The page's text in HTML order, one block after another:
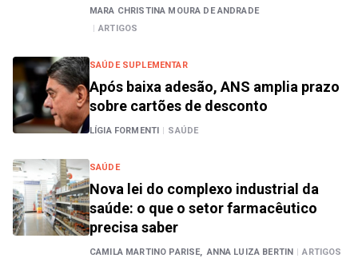
MARA CHRISTINA MOURA DE ANDRADE
| ARTIGOS
SAÚDE SUPLEMENTAR
Após baixa adesão, ANS amplia prazo
sobre cartões de desconto
LÍGIA FORMENTI | SAÚDE
SAÚDE
Nova lei do complexo industrial da
saúde: o que o setor farmacêutico
precisa saber
CAMILA MARTINO PARISE, ANNA LUIZA BERTIN | ARTIGOS